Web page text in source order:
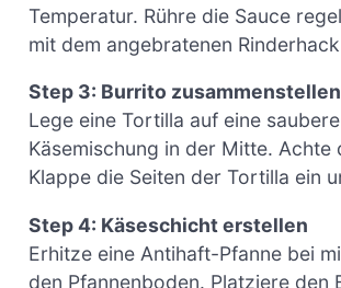
Temperatur. Rühre die Sauce
mit dem angebratenen
Step 3: Burrito zusammenstellen
Lege eine Tortilla auf eine
Käsemischung in der Mitte.
Klappe die Seiten der Tortilla ein
Step 4: Käseschicht erstellen
Erhitze eine Antihaft-Pfanne bei
den Pfannenboden. Platziere